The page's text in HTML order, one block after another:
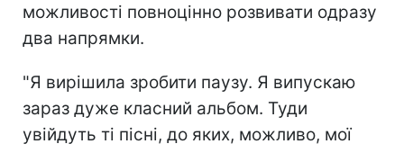
можливості повноцінно розвивати одразу
два напрямки.
"Я вирішила зробити паузу. Я випускаю
зараз дуже класний альбом. Туди
увійдуть ті пісні, до яких, можливо, мої